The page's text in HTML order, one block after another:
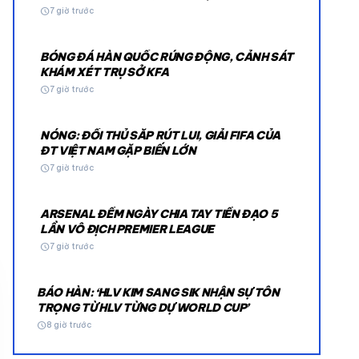
© 2026 TT24H
schedule7 giờ trước
BÓNG ĐÁ HÀN QUỐC RÚNG ĐỘNG, CẢNH SÁT
KHÁM XÉT TRỤ SỞ KFA
schedule7 giờ trước
NÓNG: ĐỐI THỦ SẮP RÚT LUI, GIẢI FIFA CỦA
ĐT VIỆT NAM GẶP BIẾN LỚN
schedule7 giờ trước
ARSENAL ĐẾM NGÀY CHIA TAY TIỀN ĐẠO 5
LẦN VÔ ĐỊCH PREMIER LEAGUE
schedule7 giờ trước
BÁO HÀN: ‘HLV KIM SANG SIK NHẬN SỰ TÔN
TRỌNG TỪ HLV TỪNG DỰ WORLD CUP’
schedule8 giờ trước